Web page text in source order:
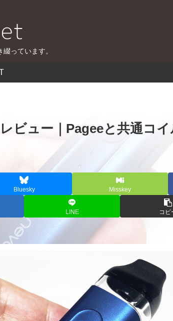
っています。
ビュー｜Pageeと共通コ
Bluesky Misskey
LINE コピ